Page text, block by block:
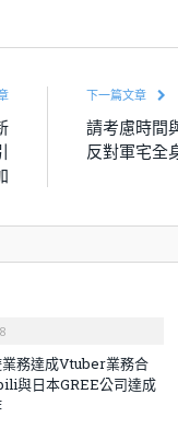
下一篇文章
請考慮時間
反對軍宅全
務達成Vtuber業務合
與日本GREE公司達成